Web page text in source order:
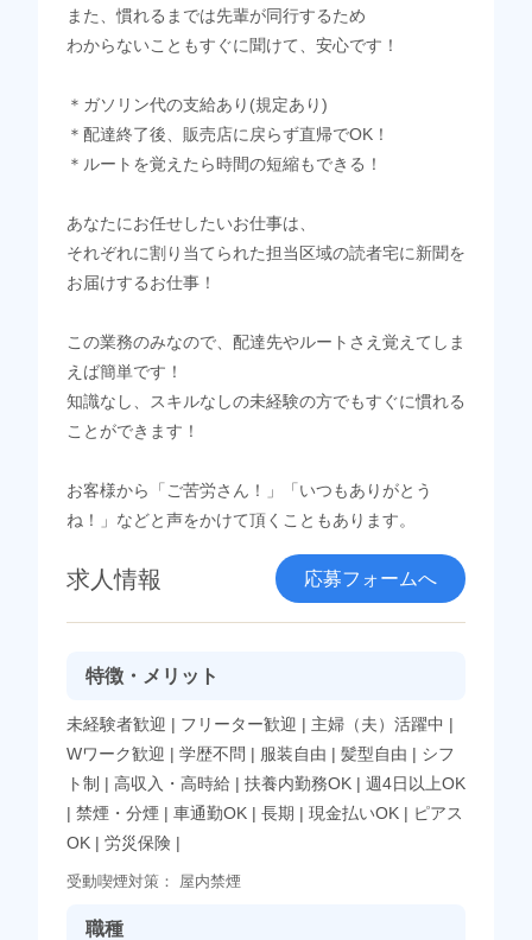
また、慣れるまでは先輩が同行するため
わからないこともすぐに聞けて、安心です！
＊ガソリン代の支給あり(規定あり)
＊配達終了後、販売店に戻らず直帰でOK！
＊ルートを覚えたら時間の短縮もできる！
あなたにお任せしたいお仕事は、
それぞれに割り当てられた担当区域の読者宅に新聞を
お届けするお仕事！
この業務のみなので、配達先やルートさえ覚えてしま
えば簡単です！
知識なし、スキルなしの未経験の方でもすぐに慣れる
ことができます！
お客様から「ご苦労さん！」「いつもありがとう
ね！」などと声をかけて頂くこともあります。
求人情報 応募フォームへ
特徴・メリット
未経験者歓迎 | フリーター歓迎 | 主婦（夫）活躍中 |
Wワーク歓迎 | 学歴不問 | 服装自由 | 髪型自由 | シフ
ト制 | 高収入・高時給 | 扶養内勤務OK | 週4日以上OK
| 禁煙・分煙 | 車通勤OK | 長期 | 現金払いOK | ピアス
OK | 労災保険 |
受動喫煙対策： 屋内禁煙
職種